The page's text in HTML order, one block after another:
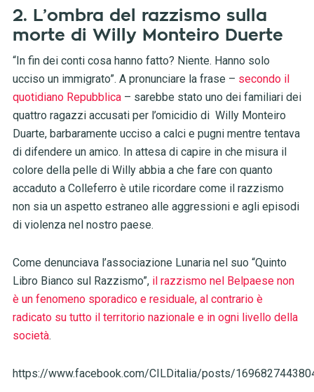
2. L’ombra del razzismo sulla
morte di Willy Monteiro Duerte
“In fin dei conti cosa hanno fatto? Niente. Hanno solo
ucciso un immigrato”. A pronunciare la frase – secondo il
quotidiano Repubblica– sarebbe stato uno dei familiari dei
quattro ragazzi accusati per l’omicidio di Willy Monteiro
Duarte, barbaramente ucciso a calci e pugni mentre tentava
di difendere un amico. In attesa di capire in che misura il
colore della pelle di Willy abbia a che fare con quanto
accaduto a Colleferro è utile ricordare come il razzismo
non sia un aspetto estraneo alle aggressioni e agli episodi
di violenza nel nostro paese.
Come denunciava l’associazione Lunaria nel suo “Quinto
Libro Bianco sul Razzismo”, il razzismo nel Belpaese non
è un fenomeno sporadico e residuale, al contrario è
radicato su tutto il territorio nazionale e in ogni livello della
società.
https://www.facebook.com/CILDitalia/posts/